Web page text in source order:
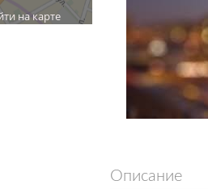
на карте
Описание